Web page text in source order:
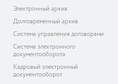
Электронный архив
Долговременный архив
Система управления договорами
Система электронного
документооборота
Кадровый электронный
документооборот